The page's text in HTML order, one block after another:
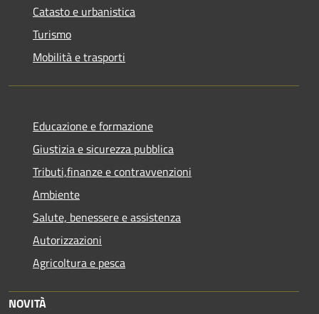
Catasto e urbanistica
Turismo
Mobilità e trasporti
Educazione e formazione
Giustizia e sicurezza pubblica
Tributi,finanze e contravvenzioni
Ambiente
Salute, benessere e assistenza
Autorizzazioni
Agricoltura e pesca
NOVITÀ